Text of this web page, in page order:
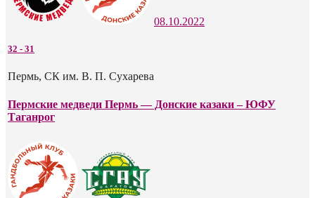
08.10.2022
32 - 31
Пермь, СК им. В. П. Сухарева
Пермские медведи Пермь — Донские казаки – ЮФУ
Таганрог